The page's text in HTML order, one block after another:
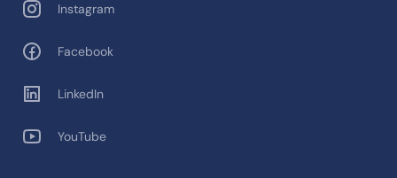
Instagram
Facebook
LinkedIn
YouTube